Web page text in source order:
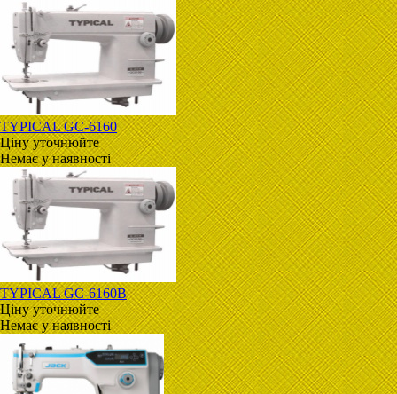
TYPICAL GC-6160
Ціну уточнюйте
Немає у наявності
TYPICAL GC-6160B
Ціну уточнюйте
Немає у наявності